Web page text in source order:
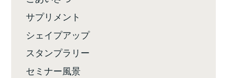
サプリメント
シェイプアップ
スタンプラリー
セミナー風景